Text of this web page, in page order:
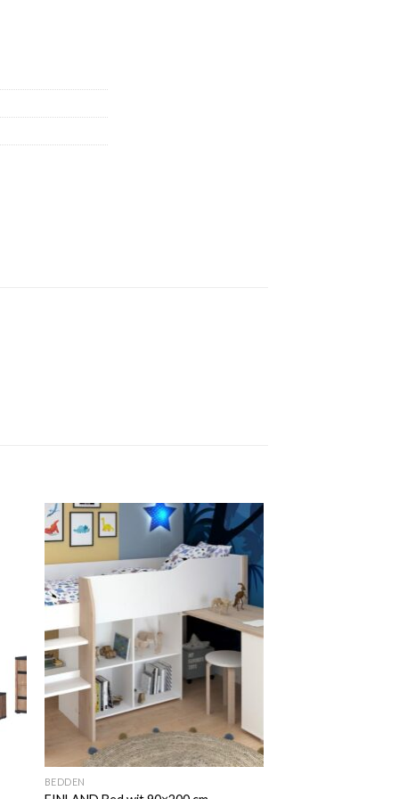
Add to
wishlist
BEDDEN